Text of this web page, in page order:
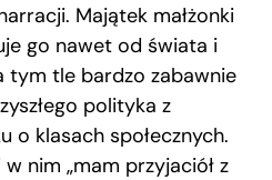
Majątek małżonki
go nawet od świata i
tym tle bardzo zabawnie
polityka z
o klasach społecznych.
nim „mam przyjaciół z